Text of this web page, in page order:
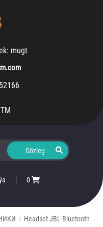
mugt
TM
0
Headset JBL Bluetooth